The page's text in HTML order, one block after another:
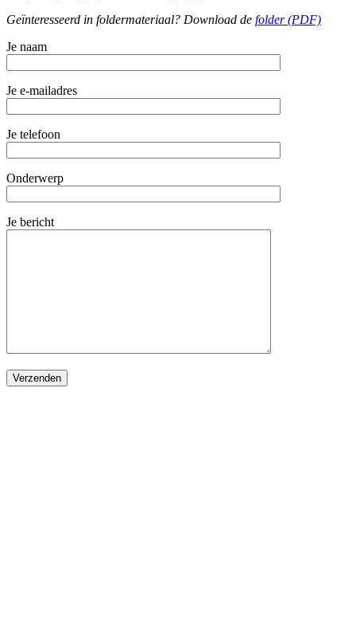
Geïnteresseerd in foldermateriaal? Download de folder (PDF)
Je naam
Je e-mailadres
Je telefoon
Onderwerp
Je bericht